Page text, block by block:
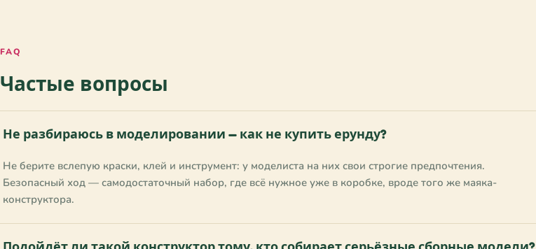
✓ Любитель хендмейда
✓ Любитель чая
✓ спорта
✓ Любитель электроники
✓ Любитель яркого дизайна
✓ Любознательный
Модник
✓ Моряк
✓ Мужчина
FAQ
Частые вопросы
Не разбираюсь в моделировании — как не купить ерунду?
Не берите вслепую краски, клей и инструмент: у моделиста на них свои строгие предпочтения.
Безопасный ход — самодостаточный набор, где всё нужное уже в коробке, вроде того же маяка-
конструктора.